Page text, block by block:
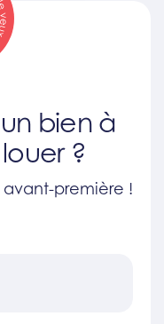
bien à
?
première !